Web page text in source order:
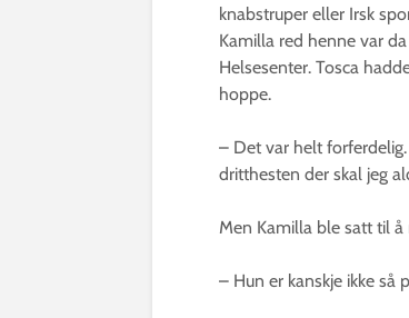
knabstruper eller Irsk
Kamilla red henne var
Helsesenter. Tosca
hoppe.
– Det var helt
dritthesten der skal jeg
Men Kamilla ble satt til å
– Hun er kanskje ikke så